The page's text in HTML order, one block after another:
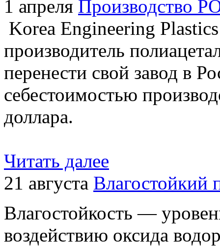
1 апреля Производство
Korea Engineering
производитель
перенести свой завод в
себестоимостью
доллара.
Читать далее
21 августа Влагостойкий
Влагостойкость —
воздействию оксида